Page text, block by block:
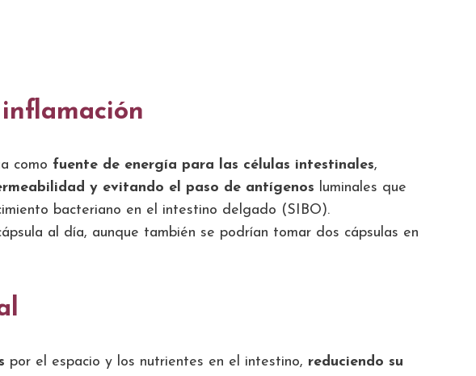
como fuente de energía para las células intestinales,
y evitando el paso de antígenos luminales que
bacteriano en el intestino delgado (SIBO).
al día, aunque también se podrían tomar dos cápsulas en
por el espacio y los nutrientes en el intestino, reduciendo su